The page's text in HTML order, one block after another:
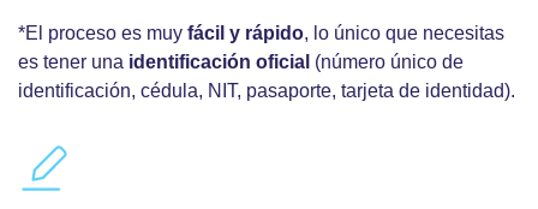
*El proceso es muy fácil y rápido, lo único que necesitas
es tener una identificación oficial (número único de
identificación, cédula, NIT, pasaporte, tarjeta de identidad).